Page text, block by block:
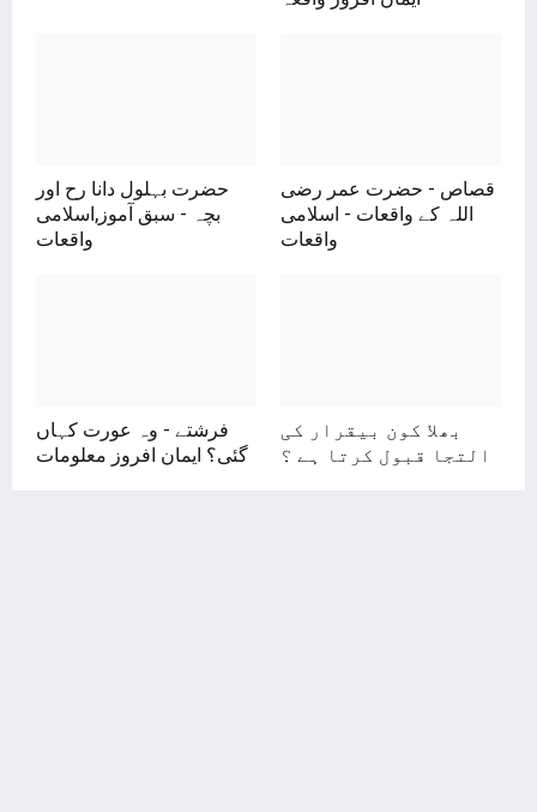
حضرت بہلول دانا رح اور
بچہ - سبق آموز,اسلامی
واقعات
قصاص - حضرت عمر رضی
اللہ کے واقعات - اسلامی
واقعات
فرشتے - وہ عورت کہاں
گئی؟ ایمان افروز معلومات
بھلا کون بیقرار کی
التجا قبول کرتا ہے ؟